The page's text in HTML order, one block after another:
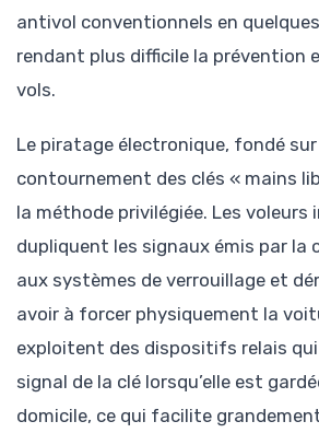
antivol conventionnels en
rendant plus difficile la prévention
vols.
Le piratage électronique, fondé sur
contournement des clés « mains
la méthode privilégiée. Les
dupliquent les signaux émis par la
aux systèmes de verrouillage et
avoir à forcer physiquement la
exploitent des dispositifs relais
signal de la clé lorsqu’elle est
domicile, ce qui facilite